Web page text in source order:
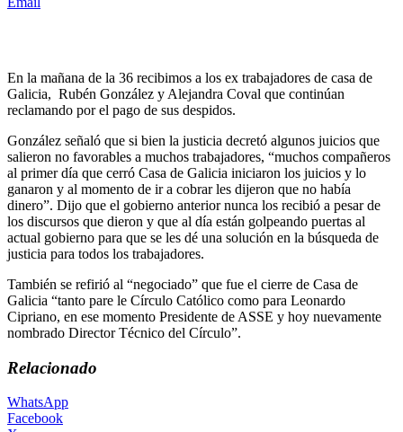
En la mañana de la 36 recibimos a los ex trabajadores de casa de
Galicia, Rubén González y Alejandra Coval que continúan
reclamando por el pago de sus despidos.
González señaló que si bien la justicia decretó algunos juicios que
salieron no favorables a muchos trabajadores, “muchos compañeros
al primer día que cerró Casa de Galicia iniciaron los juicios y lo
ganaron y al momento de ir a cobrar les dijeron que no había
dinero”. Dijo que el gobierno anterior nunca los recibió a pesar de
los discursos que dieron y que al día están golpeando puertas al
actual gobierno para que se les dé una solución en la búsqueda de
justicia para todos los trabajadores.
También se refirió al “negociado” que fue el cierre de Casa de
Galicia “tanto pare le Círculo Católico como para Leonardo
Cipriano, en ese momento Presidente de ASSE y hoy nuevamente
nombrado Director Técnico del Círculo”.
Relacionado
WhatsApp
Facebook